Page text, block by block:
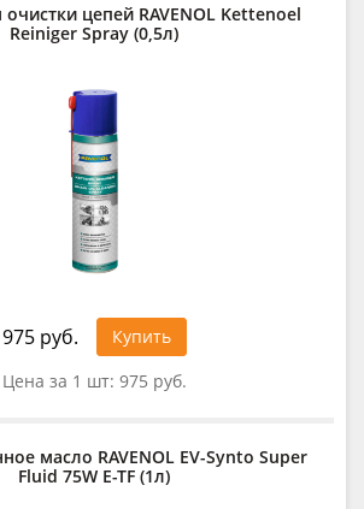
цепей RAVENOL Kettenoel
Reiniger Spray (0,5л)
975 руб.
Купить
Цена за 1 шт: 975 руб.
масло RAVENOL EV-Synto Super
Fluid 75W E-TF (1л)